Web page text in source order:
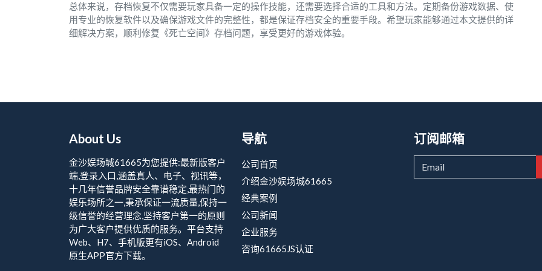
总体来说，存档恢复不仅需要玩家具备一定的操作技能，还需要选择合适的工具和方法。定期备份游戏数据、使
用专业的恢复软件以及确保游戏文件的完整性，都是保证存档安全的重要手段。希望玩家能够通过本文提供的详
细解决方案，顺利修复《死亡空间》存档问题，享受更好的游戏体验。
About Us
金沙娱场城61665为您提供:最新版客户
端,登录入口,涵盖真人、电子、视讯等，
十几年信誉品牌安全靠谱稳定,最热门的
娱乐场所之一,秉承保证一流质量,保持一
级信誉的经营理念,坚持客户第一的原则
为广大客户提供优质的服务。平台支持
Web、H7、手机版更有iOS、Android
原生APP官方下载。
导航
公司首页
介绍金沙娱场城61665
经典案例
公司新闻
企业服务
咨询61665JS认证
订阅邮箱